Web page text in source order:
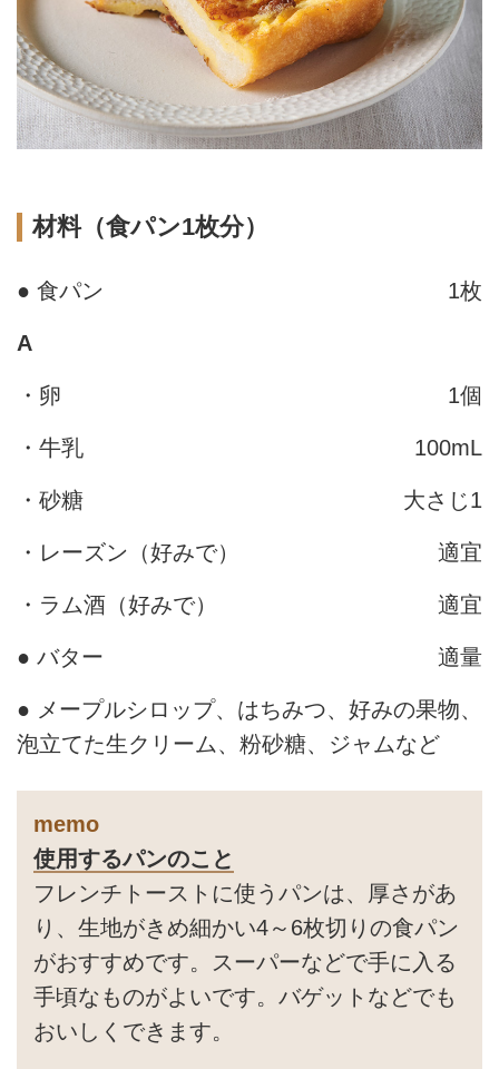
材料（食パン1枚分）
● 食パン 1枚
A
・卵 1個
・牛乳 100mL
・砂糖 大さじ1
・レーズン（好みで） 適宜
・ラム酒（好みで） 適宜
● バター 適量
● メープルシロップ、はちみつ、好みの果物、
泡立てた生クリーム、粉砂糖、ジャムなど
memo
使用するパンのこと
フレンチトーストに使うパンは、厚さがあ
り、生地がきめ細かい4～6枚切りの食パン
がおすすめです。スーパーなどで手に入る
手頃なものがよいです。バゲットなどでも
おいしくできます。